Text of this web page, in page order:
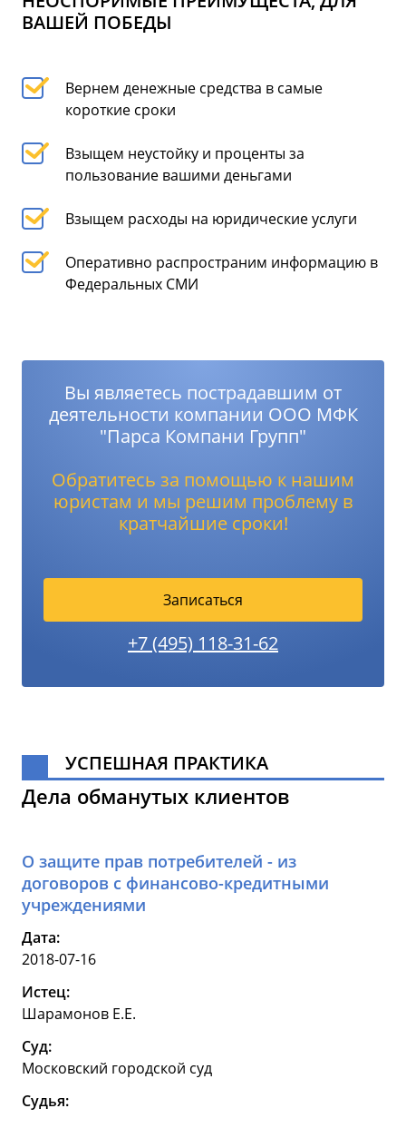
ВАШЕЙ ПОБЕДЫ
Вернем денежные средства в самые
короткие сроки
Взыщем неустойку и проценты за
пользование вашими деньгами
Взыщем расходы на юридические услуги
Оперативно распространим информацию в
Федеральных СМИ
Вы являетесь пострадавшим от
деятельности компании ООО МФК
"Парса Компани Групп"
Обратитесь за помощью к нашим
юристам и мы решим проблему в
кратчайшие сроки!
Записаться
+7 (495) 118-31-62
УСПЕШНАЯ ПРАКТИКА
Дела обманутых клиентов
О защите прав потребителей - из
договоров с финансово-кредитными
учреждениями
Дата:
2018-07-16
Истец:
Шарамонов Е.Е.
Суд:
Московский городской суд
Судья: